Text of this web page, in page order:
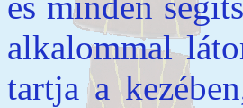
alkalommal
tartja a